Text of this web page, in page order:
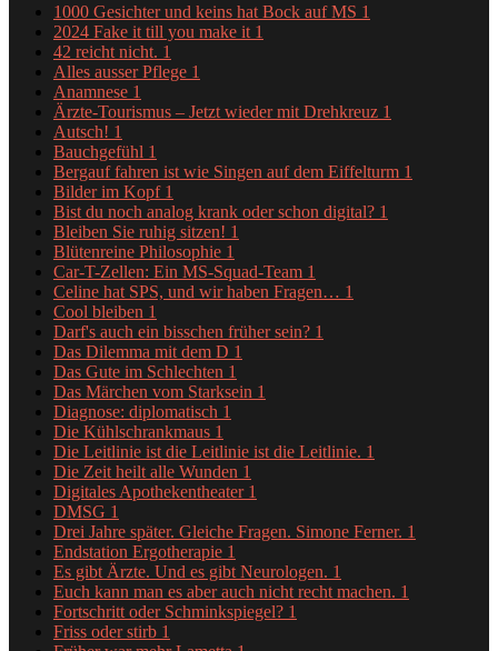
1000 Gesichter und keins hat Bock auf MS 1
2024 Fake it till you make it 1
42 reicht nicht. 1
Alles ausser Pflege 1
Anamnese 1
Ärzte-Tourismus – Jetzt wieder mit Drehkreuz 1
Autsch! 1
Bauchgefühl 1
Bergauf fahren ist wie Singen auf dem Eiffelturm 1
Bilder im Kopf 1
Bist du noch analog krank oder schon digital? 1
Bleiben Sie ruhig sitzen! 1
Blütenreine Philosophie 1
Car-T-Zellen: Ein MS-Squad-Team 1
Celine hat SPS, und wir haben Fragen… 1
Cool bleiben 1
Darf's auch ein bisschen früher sein? 1
Das Dilemma mit dem D 1
Das Gute im Schlechten 1
Das Märchen vom Starksein 1
Diagnose: diplomatisch 1
Die Kühlschrankmaus 1
Die Leitlinie ist die Leitlinie ist die Leitlinie. 1
Die Zeit heilt alle Wunden 1
Digitales Apothekentheater 1
DMSG 1
Drei Jahre später. Gleiche Fragen. Simone Ferner. 1
Endstation Ergotherapie 1
Es gibt Ärzte. Und es gibt Neurologen. 1
Euch kann man es aber auch nicht recht machen. 1
Fortschritt oder Schminkspiegel? 1
Friss oder stirb 1